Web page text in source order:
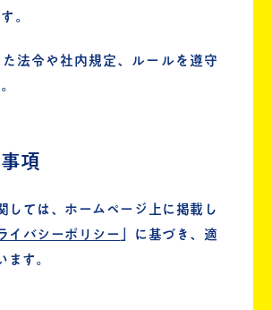
。
た法令や社内規定、ルールを遵守
項
しては、ホームページ上に掲載し
イバシーポリシー 」に基づき、適
ます。